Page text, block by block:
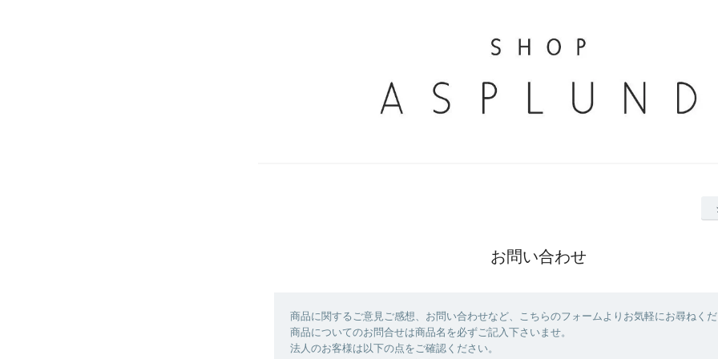
お問い合わせ
商品に関するご意見ご感想、お問い合わせなど、こちらのフォームよりお気軽にお尋ねくだ
商品についてのお問合せは商品名を必ずご記入下さいませ。
法人のお客様は以下の点をご確認ください。